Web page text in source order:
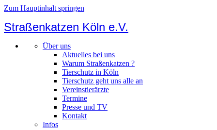
Zum Hauptinhalt springen
Straßenkatzen Köln e.V.
Über uns
Aktuelles bei uns
Warum Straßenkatzen ?
Tierschutz in Köln
Tierschutz geht uns alle an
Vereinstierärzte
Termine
Presse und TV
Kontakt
Infos